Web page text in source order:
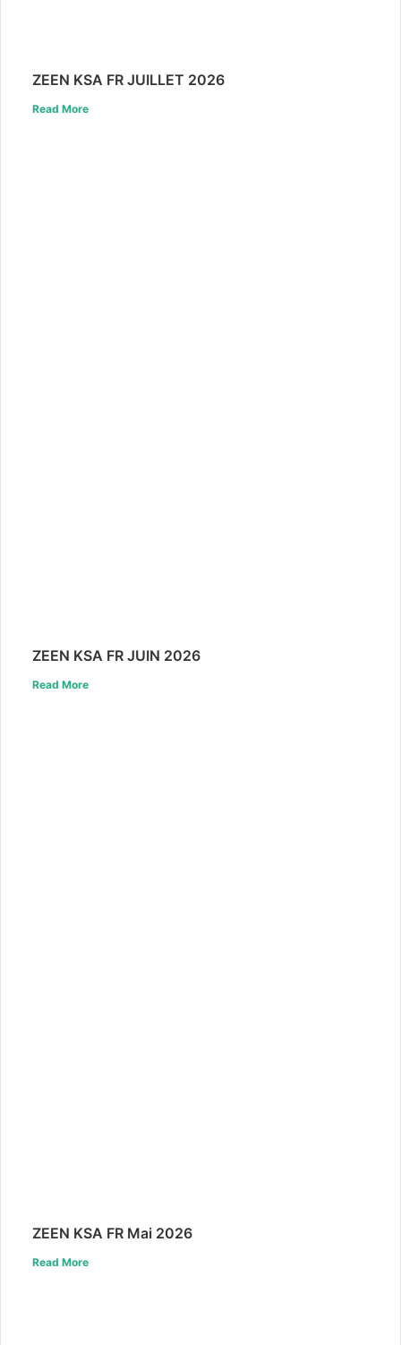
ZEEN KSA FR JUILLET 2026
Read More
ZEEN KSA FR JUIN 2026
Read More
ZEEN KSA FR Mai 2026
Read More